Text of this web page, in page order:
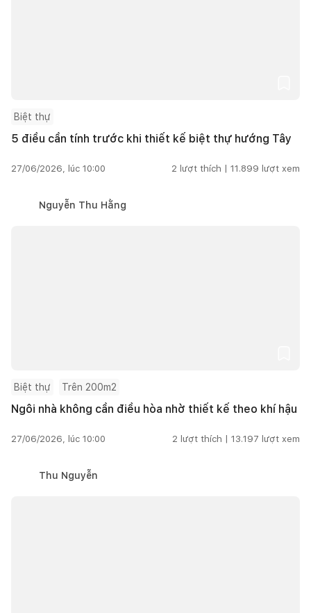
Biệt thự
5 điều cần tính trước khi thiết kế biệt thự hướng Tây
27/06/2026, lúc 10:00 2 lượt thích | 11.899 lượt xem
Nguyễn Thu Hằng
Biệt thự Trên 200m2
Ngôi nhà không cần điều hòa nhờ thiết kế theo khí hậu
27/06/2026, lúc 10:00 2 lượt thích | 13.197 lượt xem
Thu Nguyễn